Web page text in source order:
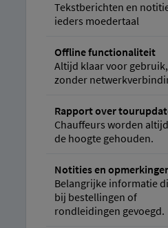
Tekstberichten en
ieders moedertaal
Offline functionaliteit
Altijd klaar voor
zonder
Rapport over
Chauffeurs worden
de hoogte gehouden.
Notities en
Belangrijke informatie
bij bestellingen of
rondleidingen gevoegd.